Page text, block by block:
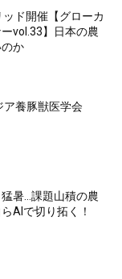
ド開催【グローカ
vol.33】日本の農
か
ア養豚獣医学会
暑…課題山積の農
AIで切り拓く！